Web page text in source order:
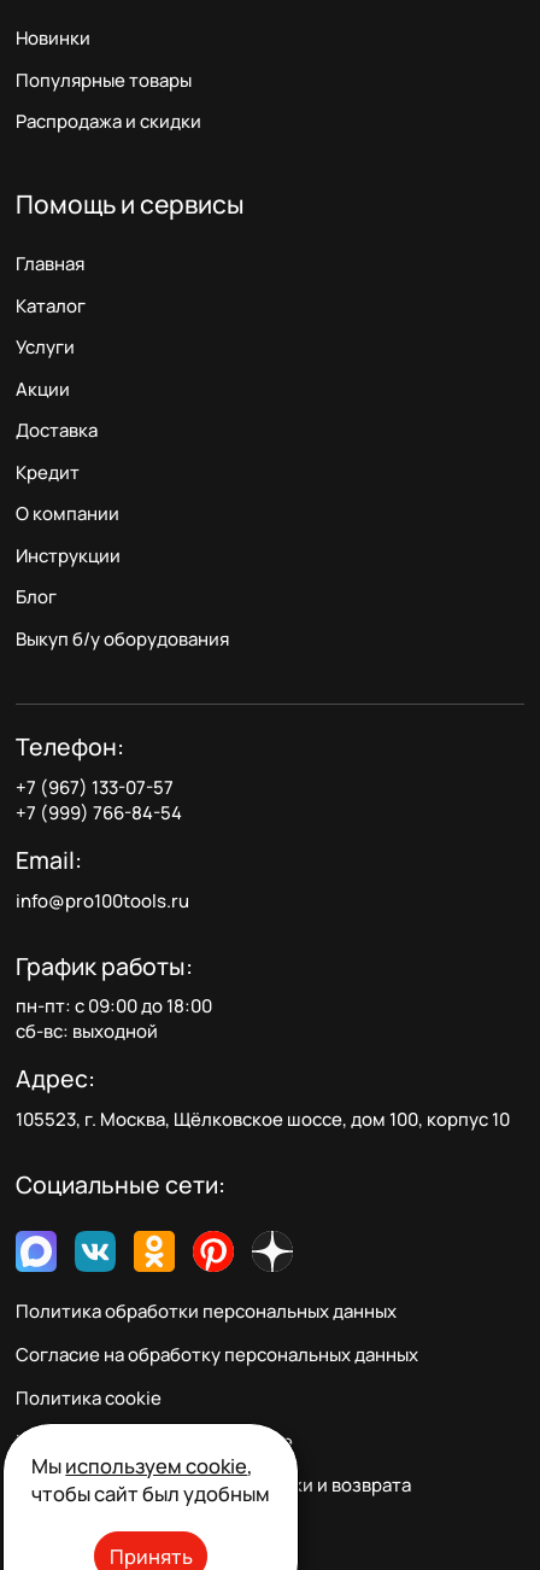
Новинки
Популярные товары
Распродажа и скидки
Помощь и сервисы
Главная
Каталог
Услуги
Акции
Доставка
Кредит
О компании
Инструкции
Блог
Выкуп б/у оборудования
Телефон:
+7 (967) 133-07-57
+7 (999) 766-84-54
Email:
info@pro100tools.ru
График работы:
пн-пт: с 09:00 до 18:00
сб-вс: выходной
Адрес:
105523, г. Москва, Щёлковское шоссе, дом 100, корпус 10
Социальные сети:
Политика обработки персональных данных
Согласие на обработку персональных данных
Политика cookie
Пользовательское соглашение
Правила заказа, оплаты, доставки и возврата
Реквизиты и контакты
Мыиспользуем cookie,
чтобы сайт был удобным
Принять